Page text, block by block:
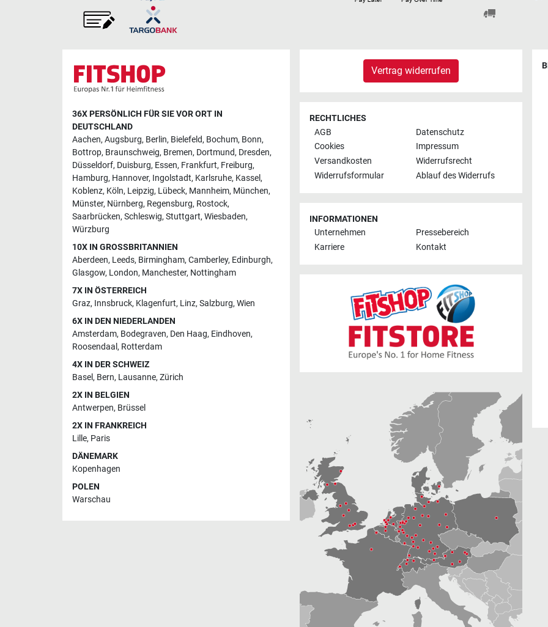
36X PERSÖNLICH FÜR SIE VOR ORT IN
DEUTSCHLAND
Aachen, Augsburg, Berlin, Bielefeld, Bochum, Bonn,
Bottrop, Braunschweig, Bremen, Dortmund, Dresden,
Düsseldorf, Duisburg, Essen, Frankfurt, Freiburg,
Hamburg, Hannover, Ingolstadt, Karlsruhe, Kassel,
Koblenz, Köln, Leipzig, Lübeck, Mannheim, München,
Münster, Nürnberg, Regensburg, Rostock,
Saarbrücken, Schleswig, Stuttgart, Wiesbaden,
Würzburg
10X IN GROSSBRITANNIEN
Aberdeen, Leeds, Birmingham, Camberley, Edinburgh,
Glasgow, London, Manchester, Nottingham
7X IN ÖSTERREICH
Graz, Innsbruck, Klagenfurt, Linz, Salzburg, Wien
6X IN DEN NIEDERLANDEN
Amsterdam, Bodegraven, Den Haag, Eindhoven,
Roosendaal, Rotterdam
4X IN DER SCHWEIZ
Basel, Bern, Lausanne, Zürich
2X IN BELGIEN
Antwerpen, Brüssel
2X IN FRANKREICH
Lille, Paris
DÄNEMARK
Kopenhagen
POLEN
Warschau
Vertrag widerrufen
RECHTLICHES
AGB
Datenschutz
Cookies
Impressum
Versandkosten
Widerrufsrecht
Widerrufsformular
Ablauf des Widerrufs
INFORMATIONEN
Unternehmen
Pressebereich
Karriere
Kontakt